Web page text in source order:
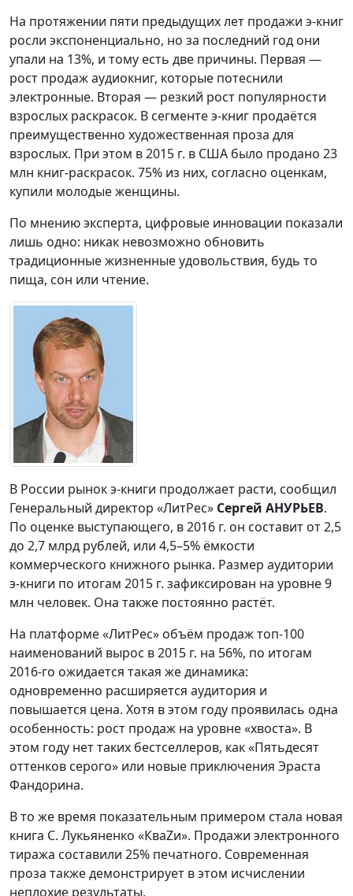
На протяжении пяти предыдущих лет продажи э-книг
росли экспоненциально, но за последний год они
упали на 13%, и тому есть две причины. Первая —
рост продаж аудиокниг, которые потеснили
электронные. Вторая — резкий рост популярности
взрослых раскрасок. В сегменте э-книг продаётся
преимущественно художественная проза для
взрослых. При этом в 2015 г. в США было продано 23
млн книг-раскрасок. 75% из них, согласно оценкам,
купили молодые женщины.
По мнению эксперта, цифровые инновации показали
лишь одно: никак невозможно обновить
традиционные жизненные удовольствия, будь то
пища, сон или чтение.
В России рынок э-книги продолжает расти, сообщил
Генеральный директор «ЛитРес» Сергей АНУРЬЕВ.
По оценке выступающего, в 2016 г. он составит от 2,5
до 2,7 млрд рублей, или 4,5–5% ёмкости
коммерческого книжного рынка. Размер аудитории
э-книги по итогам 2015 г. зафиксирован на уровне 9
млн человек. Она также постоянно растёт.
На платформе «ЛитРес» объём продаж топ-100
наименований вырос в 2015 г. на 56%, по итогам
2016-го ожидается такая же динамика:
одновременно расширяется аудитория и
повышается цена. Хотя в этом году проявилась одна
особенность: рост продаж на уровне «хвоста». В
этом году нет таких бестселлеров, как «Пятьдесят
оттенков серого» или новые приключения Эраста
Фандорина.
В то же время показательным примером стала новая
книга С. Лукьяненко «КваZи». Продажи электронного
тиража составили 25% печатного. Современная
проза также демонстрирует в этом исчислении
неплохие результаты.